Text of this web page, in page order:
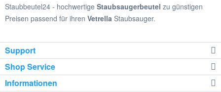
Staubbeutel24 - hochwertige Staubsaugerbeutel zu günstigen
Preisen passend für ihren Vetrella Staubsauger.
Support
Shop Service
Informationen